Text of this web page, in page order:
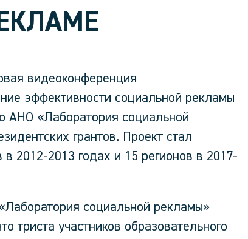
видеоконференция
эффективности социальной рекламы
АНО «Лаборатория социальной
грантов. Проект стал
2012-2013 годах и 15 регионов в 2017-
социальной рекламы»
триста участников образовательного